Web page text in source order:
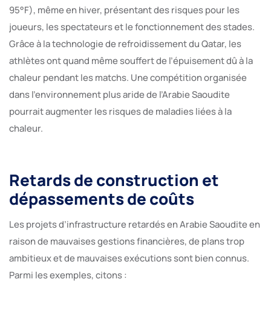
95°F), même en hiver, présentant des risques pour les
joueurs, les spectateurs et le fonctionnement des stades.
Grâce à la technologie de refroidissement du Qatar, les
athlètes ont quand même souffert de l’épuisement dû à la
chaleur pendant les matchs. Une compétition organisée
dans l’environnement plus aride de l’Arabie Saoudite
pourrait augmenter les risques de maladies liées à la
chaleur.
Retards de construction et
dépassements de coûts
Les projets d’infrastructure retardés en Arabie Saoudite en
raison de mauvaises gestions financières, de plans trop
ambitieux et de mauvaises exécutions sont bien connus.
Parmi les exemples, citons :